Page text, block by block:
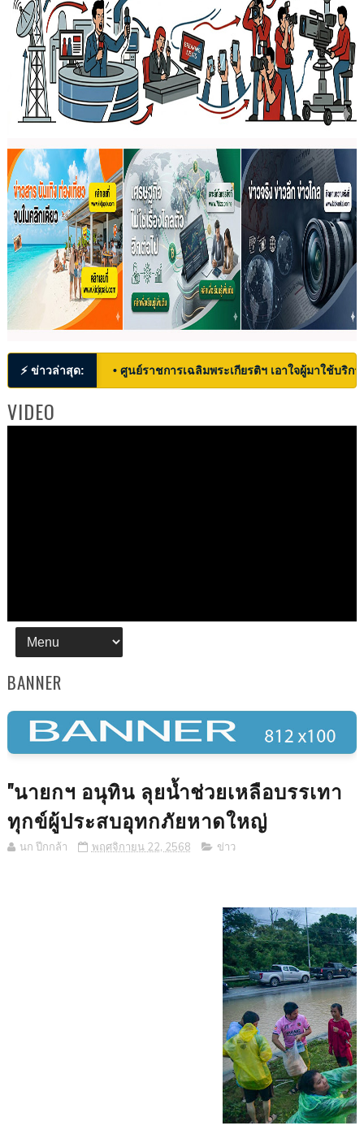
⚡ ข่าวล่าสุด: • ศูนย์ราชการเฉลิมพระเกียรติฯ เอาใจผู้มาใช้บริก
VIDEO
BANNER
"นายกฯ อนุทิน ลุยน้ำช่วยเหลือบรรเทา
ทุกข์ผู้ประสบอุทกภัยหาดใหญ่
นก ปีกกล้า พฤศจิกายน 22, 2568 ข่าว